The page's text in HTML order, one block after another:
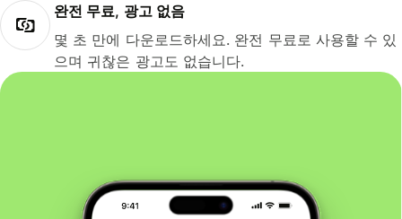
완전 무료, 광고 없음
몇 초 만에 다운로드하세요. 완전 무료로 사용할 수 있
으며 귀찮은 광고도 없습니다.